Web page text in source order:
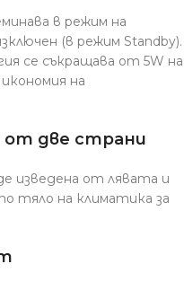
в режим на
(в режим Standby).
се съкращава от 5W на
на
от две страни
изведена от лявата и
тяло на климатика за